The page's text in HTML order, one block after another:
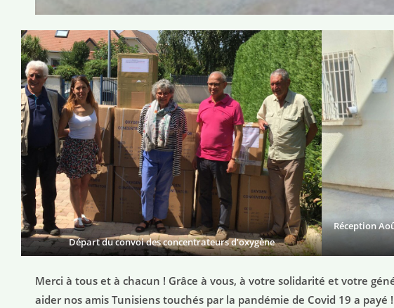
Départ du convoi des concentrateurs d’oxygène
Réception
Merci à tous et à chacun ! Grâce à vous, à votre solidarité et votre
aider nos amis Tunisiens touchés par la pandémie de Covid 19 a payé !